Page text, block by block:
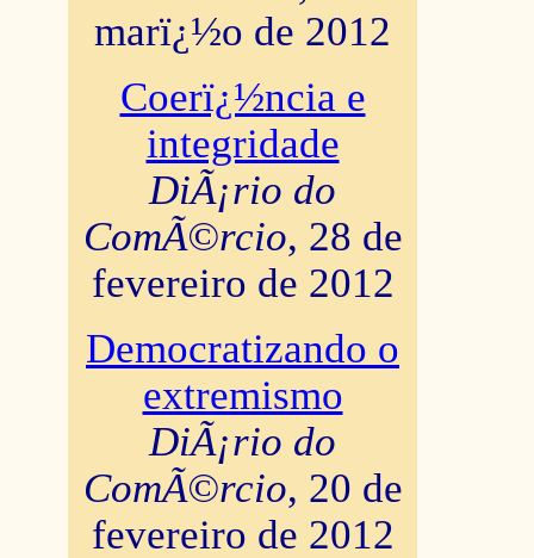
marï¿½o de 2012
Coerï¿½ncia e
integridade
DiÃ¡rio do
ComÃ©rcio, 28 de
fevereiro de 2012
Democratizando o
extremismo
DiÃ¡rio do
ComÃ©rcio, 20 de
fevereiro de 2012